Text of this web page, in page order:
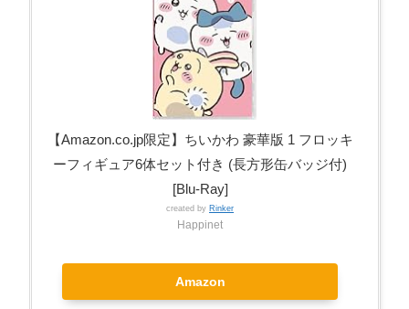
【Amazon.co.jp限定】ちいかわ 豪華版 1 フロッキ
ーフィギュア6体セット付き (長方形缶バッジ付)
[Blu-Ray]
created by Rinker
Happinet
Amazon